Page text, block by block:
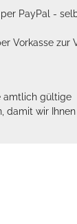
PayPal -
Vorkasse zur
amtlich gültige
damit wir